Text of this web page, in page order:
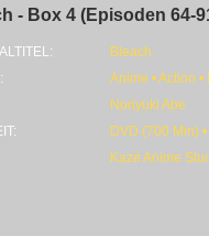
- Box 4 (Episoden 64-
Bleach
Anime • Action •
Noriyuki Abe
DVD (700 Min)
Kazé Anime